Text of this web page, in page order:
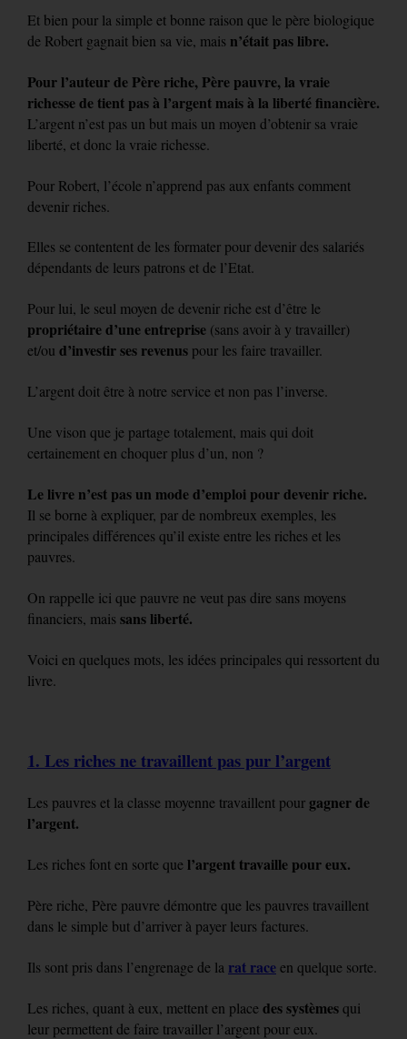
Et bien pour la simple et bonne raison que le père biologique
de Robert gagnait bien sa vie, mais n’était pas libre.
Pour l’auteur de Père riche, Père pauvre, la vraie
richesse de tient pas à l’argent mais à la liberté financière.
L’argent n’est pas un but mais un moyen d’obtenir sa vraie
liberté, et donc la vraie richesse.
Pour Robert, l’école n’apprend pas aux enfants comment
devenir riches.
Elles se contentent de les formater pour devenir des salariés
dépendants de leurs patrons et de l’Etat.
Pour lui, le seul moyen de devenir riche est d’être le
propriétaire d’une entreprise (sans avoir à y travailler)
et/ou d’investir ses revenus pour les faire travailler.
L’argent doit être à notre service et non pas l’inverse.
Une vison que je partage totalement, mais qui doit
certainement en choquer plus d’un, non ?
Le livre n’est pas un mode d’emploi pour devenir riche.
Il se borne à expliquer, par de nombreux exemples, les
principales différences qu’il existe entre les riches et les
pauvres.
On rappelle ici que pauvre ne veut pas dire sans moyens
financiers, maissans liberté.
Voici en quelques mots, les idées principales qui ressortent du
livre.
1. Les riches ne travaillent pas pur l’argent
Les pauvres et la classe moyenne travaillent pour gagner de
l’argent.
Les riches font en sorte que l’argent travaille pour eux.
Père riche, Père pauvre démontre que les pauvres travaillent
dans le simple but d’arriver à payer leurs factures.
Ils sont pris dans l’engrenage de la rat raceen quelque sorte.
Les riches, quant à eux, mettent en place des systèmesqui
leur permettent de faire travailler l’argent pour eux.